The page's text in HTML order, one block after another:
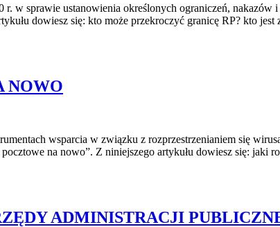
w sprawie ustanowienia określonych ograniczeń,
dowiesz się: kto może przekroczyć granicę RP? kto
NOWO
wsparcia w związku z rozprzestrzenianiem się
na nowo”. Z niniejszego artykułu dowiesz się: jaki
ADMINISTRACJI